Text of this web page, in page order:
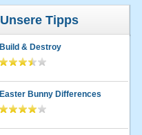
Unsere Tipps
Build & Destroy
Easter Bunny Differences